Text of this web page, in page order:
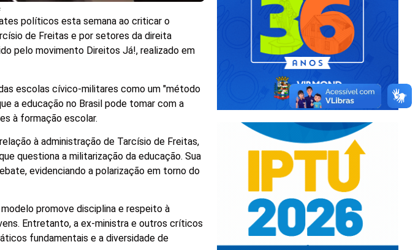
políticos esta semana ao criticar o
de Freitas e por setores da direita
pelo movimento Direitos Já!, realizado em
escolas cívico-militares como um "método
a educação no Brasil pode tomar com a
à formação escolar.
à administração de Tarcísio de Freitas,
questiona a militarização da educação. Sua
evidenciando a polarização em torno do
promove disciplina e respeito à
Entretanto, a ex-ministra e outros críticos
fundamentais e a diversidade de